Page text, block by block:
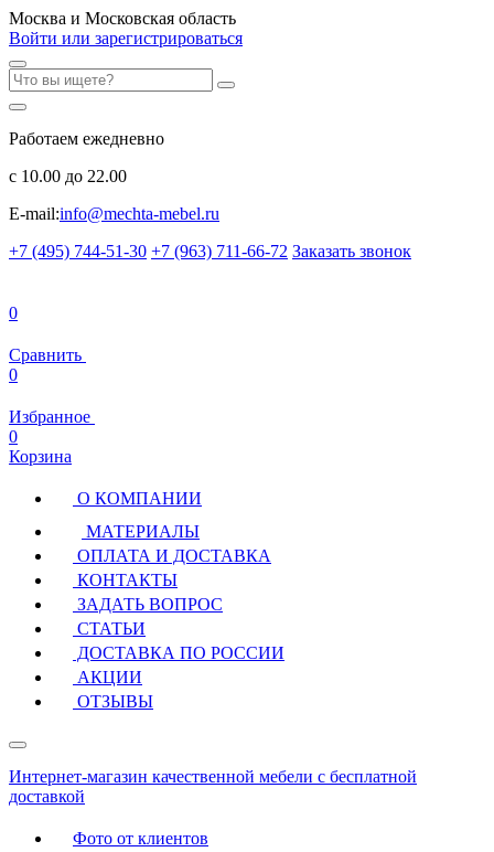
Москва и Московская область
Войти или зарегистрироваться
Работаем ежедневно
с 10.00 до 22.00
E-mail:info@mechta-mebel.ru
+7 (495) 744-51-30 +7 (963) 711-66-72 Заказать звонок
0
Сравнить
0
Избранное
0
Корзина
О КОМПАНИИ
МАТЕРИАЛЫ
ОПЛАТА И ДОСТАВКА
КОНТАКТЫ
ЗАДАТЬ ВОПРОС
СТАТЬИ
ДОСТАВКА ПО РОССИИ
АКЦИИ
ОТЗЫВЫ
Интернет-магазин качественной мебели с бесплатной
доставкой
Фото от клиентов